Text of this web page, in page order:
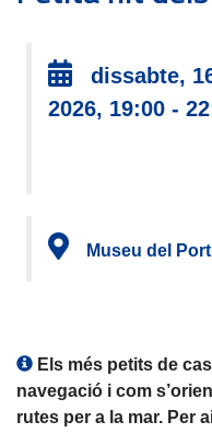
dissabte,
2026, 19:00 -
Museu del Port
Els més petits de
navegació i com
rutes per a la mar. Per